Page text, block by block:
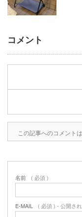
コメント
この記事へのコメント
名前 ( 必須 )
E-MAIL ( 必須 ) - 公開さ